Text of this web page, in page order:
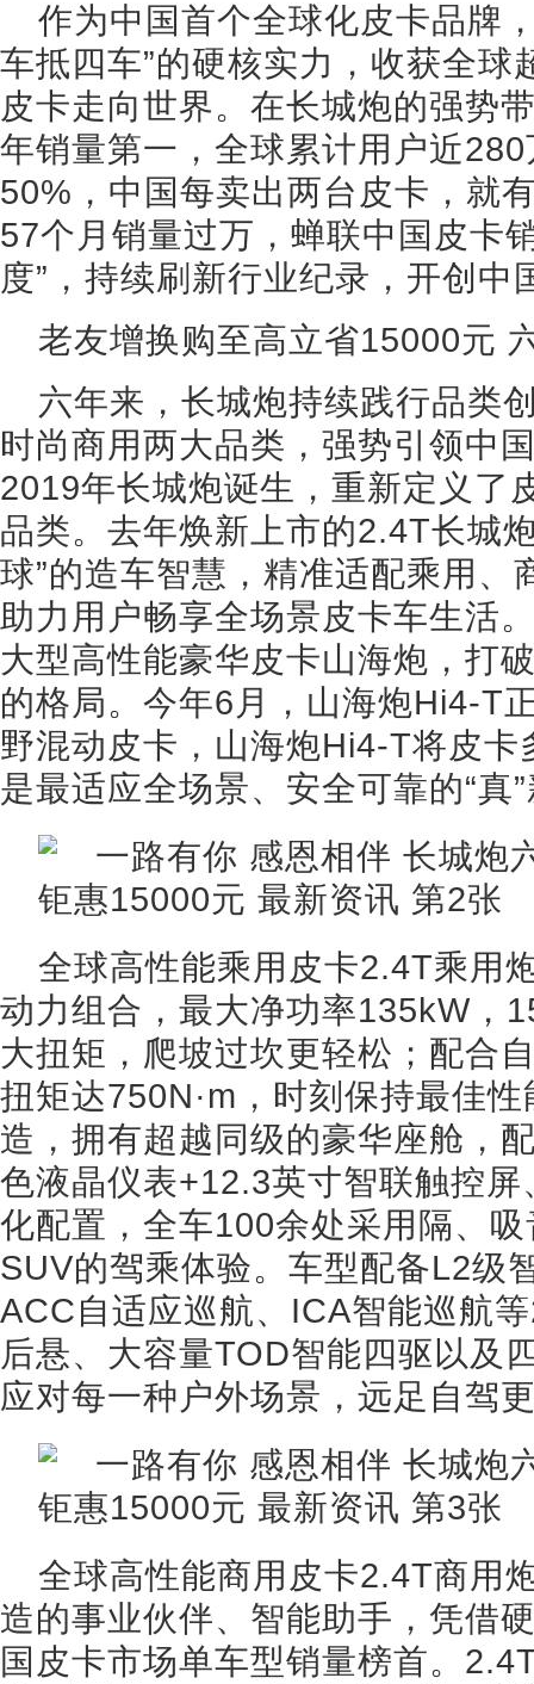
作为中国首个全球化皮卡品牌
车抵四车”的硬核实力，收获全
皮卡走向世界。在长城炮的强势
年销量第一，全球累计用户近
50%，中国每卖出两台皮卡，就
57个月销量过万，蝉联中国皮卡
度”，持续刷新行业纪录，开创中
老友增换购至高立省15000元
六年来，长城炮持续践行品类
时尚商用两大品类，强势引领中
2019年长城炮诞生，重新定义了
品类。去年焕新上市的2.4T长城
球”的造车智慧，精准适配乘用、
助力用户畅享全场景皮卡车生活
大型高性能豪华皮卡山海炮，打
的格局。今年6月，山海炮Hi4-T
野混动皮卡，山海炮Hi4-T将皮
是最适应全场景、安全可靠的“真
全球高性能乘用皮卡2.4T乘用
动力组合，最大净功率135kW，
大扭矩，爬坡过坎更轻松；配合
扭矩达750N·m，时刻保持最佳
造，拥有超越同级的豪华座舱，
色液晶仪表+12.3英寸智联触控
化配置，全车100余处采用隔、
SUV的驾乘体验。车型配备L2级
ACC自适应巡航、ICA智能巡航
后悬、大容量TOD智能四驱以及
应对每一种户外场景，远足自驾
全球高性能商用皮卡2.4T商用
造的事业伙伴、智能助手，凭借
国皮卡市场单车型销量榜首。